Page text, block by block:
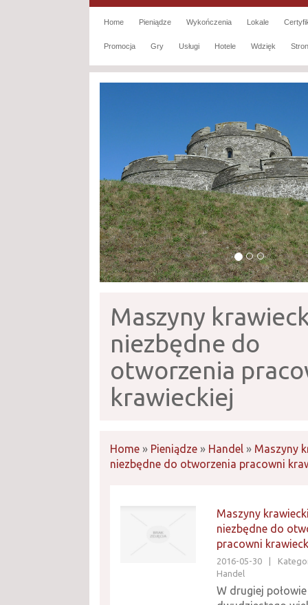
Home Pieniądze Wykończenia Lokale
Promocja Gry Usługi Hotele Wdzięk
Maszyny
niezbędne do
otworzenia
krawieckiej
Home » Pieniądze » Handel » Maszyny
niezbędne do otworzenia pracowni
Maszyny
niezbędne do
pracowni
2016-05-30
Handel
W drugiej połowie